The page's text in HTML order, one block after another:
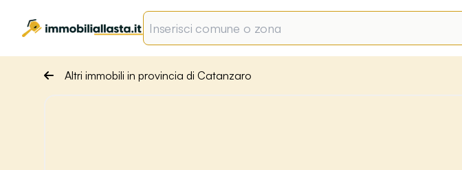
Altri immobili in provincia di Catanzaro